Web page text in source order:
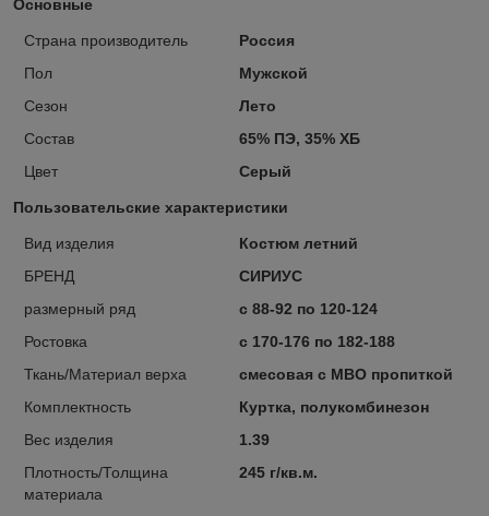
Основные
Страна производитель
Россия
Пол
Мужской
Сезон
Лето
Состав
65% ПЭ, 35% ХБ
Цвет
Серый
Пользовательские характеристики
Вид изделия
Костюм летний
БРЕНД
СИРИУС
размерный ряд
с 88-92 по 120-124
Ростовка
с 170-176 по 182-188
Ткань/Материал верха
смесовая с МВО пропиткой
Комплектность
Куртка, полукомбинезон
Вес изделия
1.39
Плотность/Толщина
материала
245 г/кв.м.